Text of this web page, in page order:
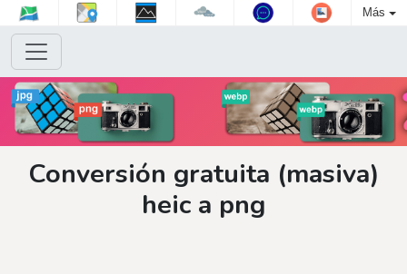
Más
Conversión gratuita (masiva)
heic a png